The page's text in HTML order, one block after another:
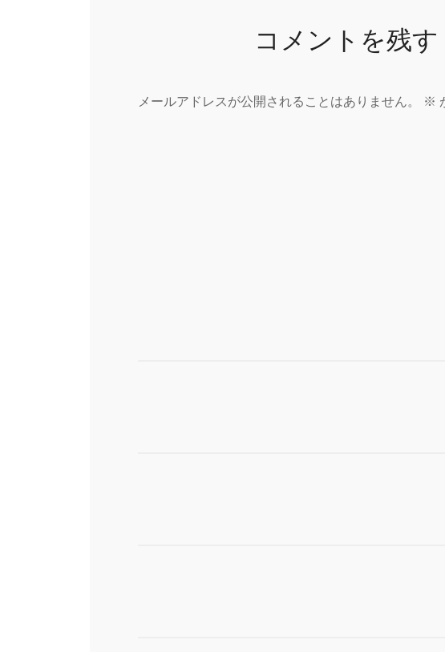
コメントを残す
メールアドレスが公開されることはありません。 ※